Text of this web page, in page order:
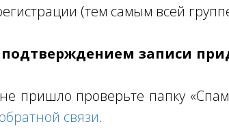
(тем самым всей
подтверждением записи
пришло проверьте папку
связи.